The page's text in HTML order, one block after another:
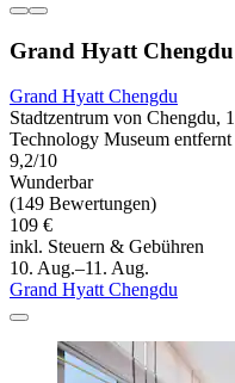
Grand Hyatt Chengdu
Grand Hyatt Chengdu
Stadtzentrum von Chengdu,
Technology Museum entfernt
9,2/10
Wunderbar
(149 Bewertungen)
109 €
inkl. Steuern & Gebühren
10. Aug.–11. Aug.
Grand Hyatt Chengdu